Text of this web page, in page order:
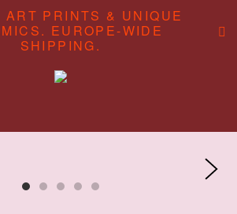
ART PRINTS & UNIQUE
EUROPE-WIDE
SHIPPING.
STUDIO